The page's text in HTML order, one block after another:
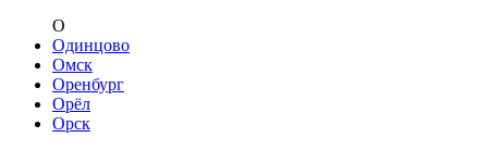
О
Одинцово
Омск
Оренбург
Орёл
Орск